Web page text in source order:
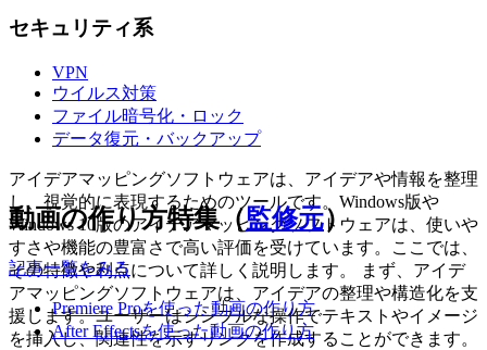
セキュリティ系
VPN
ウイルス対策
ファイル暗号化・ロック
データ復元・バックアップ
アイデアマッピングソフトウェアは、アイデアや情報を整理
し、視覚的に表現するためのツールです。Windows版や
Windows 10版のアイデアマッピングソフトウェアは、使いや
すさや機能の豊富さで高い評価を受けています。ここでは、
その特徴や利点について詳しく説明します。 まず、アイデ
アマッピングソフトウェアは、アイデアの整理や構造化を支
援します。ユーザーはシンプルな操作でテキストやイメージ
を挿入し、関連性を示すリンクを作成することができます。
動画の作り方特集（監修元）
記事一覧をみる
Premiere Proを使った動画の作り方
After Effectsを使った動画の作り方